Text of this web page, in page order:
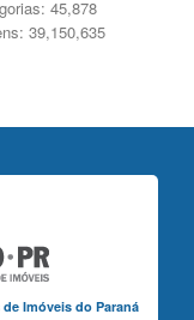
45,878
39,150,635
Imóveis do Paraná